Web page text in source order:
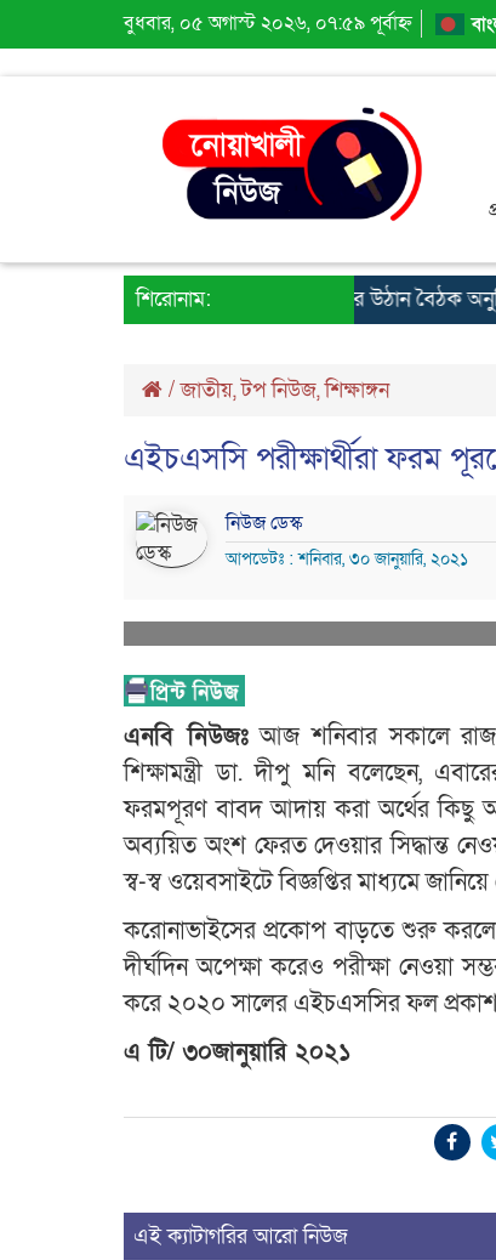
বুধবার, ০৫ অগাস্ট ২০২৬, ০৭:৫৯ পূর্বাহ্ন
শিরোনাম:
বেগমগঞ্জ ডায়বেটিক সমিতির উঠান বৈঠক অনুষ্ঠিত
/জাতীয়,টপ নিউজ,শিক্ষাঙ্গন
এইচএসসি পরীক্ষার্থীরা ফরম
নিউজ ডেস্ক
আপডেটঃ : শনিবার, ৩০ জানুয়ারি, ২০২১
এনবি নিউজঃআজ শনিবার সকালে
শিক্ষামন্ত্রী ডা. দীপু মনি বলেছেন,
ফরমপূরণ বাবদ আদায় করা অর্থের কিছু
অব্যয়িত অংশ ফেরত দেওয়ার সিদ্ধান্ত
স্ব-স্ব ওয়েবসাইটে বিজ্ঞপ্তির মাধ্যমে জানিয়ে
করোনাভাইসের প্রকোপ বাড়তে শুরু করলে
দীর্ঘদিন অপেক্ষা করেও পরীক্ষা
করে ২০২০ সালের এইচএসসির ফল
এ টি/ ৩০জানুয়ারি ২০২১
এই ক্যাটাগরির আরো নিউজ